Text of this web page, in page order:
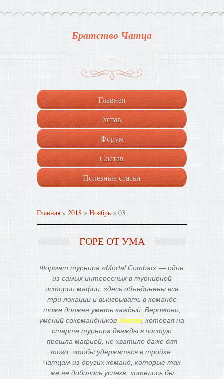
Братство Чатца
...
Главная
Устав
Форум
Состав
Полезные статьи
Главная » 2018 » Ноябрь » 03
ГОРЕ ОТ УМА
Формат турнира «Mortal Combat» — один
из самых интересных в турнирной
истории мафии: здесь объединены все
три локации и выигрывать в команде
тоже должен уметь каждый. Вероятно,
умений сокомандников Aurum , которая на
старте турнира дважды в чистую
прошла мафией, не хватило даже для
того, чтобы удержаться в тройке.
Чатцам из других команд, которые так
же не добились успеха, хотелось бы